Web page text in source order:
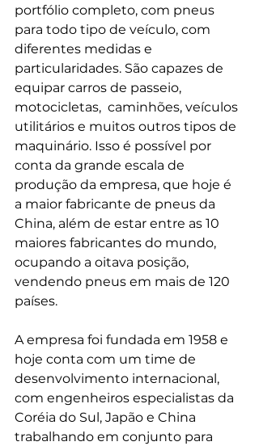
portfólio completo, com pneus
para todo tipo de veículo, com
diferentes medidas e
particularidades. São capazes de
equipar carros de passeio,
motocicletas,  caminhões, veículos
utilitários e muitos outros tipos de
maquinário. Isso é possível por
conta da grande escala de
produção da empresa, que hoje é
a maior fabricante de pneus da
China, além de estar entre as 10
maiores fabricantes do mundo,
ocupando a oitava posição,
vendendo pneus em mais de 120
países.
A empresa foi fundada em 1958 e
hoje conta com um time de
desenvolvimento internacional,
com engenheiros especialistas da
Coréia do Sul, Japão e China
trabalhando em conjunto para